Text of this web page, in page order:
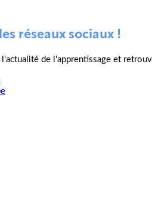
réseaux sociaux !
l'actualité de l'apprentissage et